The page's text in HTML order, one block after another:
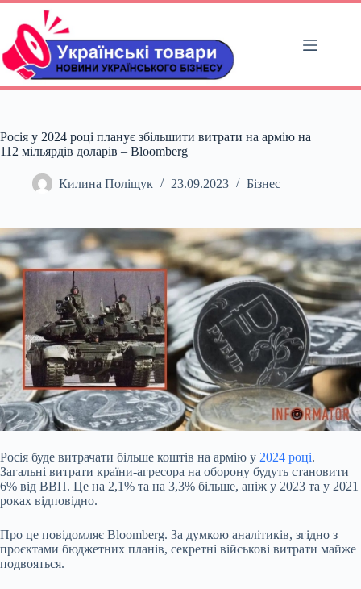
Перейти
вмісту
Росія у 2024 році планує збільшити витрати на армію на
112 мільярдів доларів – Bloomberg
Килина Поліщук 23.09.2023 Бізнес
Росія буде витрачати більше коштів на армію у 2024 році.
Загальні витрати країни-агресора на оборону будуть становити
6% від ВВП. Це на 2,1% та на 3,3% більше, аніж у 2023 та у 2021
роках відповідно.
Про це повідомляє Bloomberg. За думкою аналітиків, згідно з
проєктами бюджетних планів, секретні військові витрати майже
подвояться.